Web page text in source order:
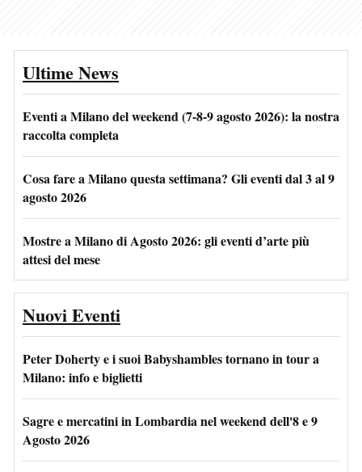
Ultime News
Eventi a Milano del weekend (7-8-9 agosto 2026): la nostra
raccolta completa
Cosa fare a Milano questa settimana? Gli eventi dal 3 al 9
agosto 2026
Mostre a Milano di Agosto 2026: gli eventi d’arte più
attesi del mese
Nuovi Eventi
Peter Doherty e i suoi Babyshambles tornano in tour a
Milano: info e biglietti
Sagre e mercatini in Lombardia nel weekend dell'8 e 9
Agosto 2026